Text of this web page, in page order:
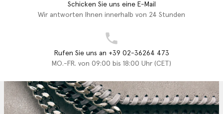
Schicken Sie uns eine E-Mail
Wir antworten Ihnen innerhalb von 24 Stunden
Rufen Sie uns an +39 02-36264 473
MO.-FR. von 09:00 bis 18:00 Uhr (CET)